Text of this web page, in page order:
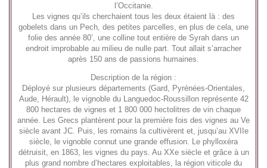
l’Occitanie.
Les vignes qu’ils cherchaient tous les deux étaient là : des
gobelets dans un Pech, des petites parcelles, en plus de cela, une
folie des année 80’, une colline tout entière de Syrah dans un
endroit improbable au milieu de nulle part. Tout allait s’arracher
après 150 ans de passions humaines.
Description de la région :
Déployé sur plusieurs départements (Gard, Pyrénées-Orientales,
Aude, Hérault), le vignoble du Languedoc-Roussillon représente 42
800 hectares de vignes et 1 800 000 hectolitres de vin chaque
année. Les Grecs plantèrent pour la première fois des vignes au Ve
siècle avant JC. Puis, les romains la cultivèrent et, jusqu’au XVIIe
siècle, le vignoble connut une grande effusion. Le phylloxéra
détruisit, en 1863, les vignes du pays. Au XXe siècle et grâce à un
plus grand nombre d’hectares exploitables, la région viticole du